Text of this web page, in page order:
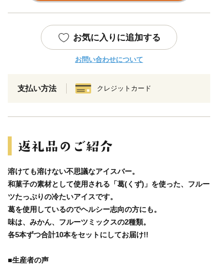
お気に入りに追加する
お問い合わせについて
支払い方法 クレジットカード
溶けても溶けない不思議なアイスバー。
和菓子の素材として使用される「葛(くず)」を使った、フルー
ツたっぷりの冷たいアイスです。
葛を使用しているのでヘルシー志向の方にも。
味は、みかん、フルーツミックスの2種類。
各5本ずつ合計10本をセットにしてお届け!!
■生産者の声